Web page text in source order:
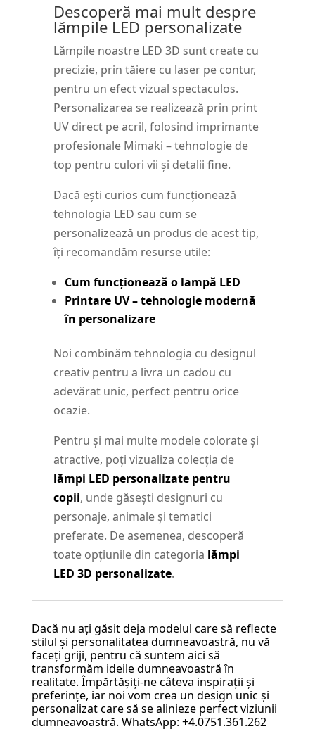
Descoperă mai mult despre
lămpile LED personalizate
Lămpile noastre LED 3D sunt create cu
precizie, prin tăiere cu laser pe contur,
pentru un efect vizual spectaculos.
Personalizarea se realizează prin print
UV direct pe acril, folosind imprimante
profesionale Mimaki – tehnologie de
top pentru culori vii și detalii fine.
Dacă ești curios cum funcționează
tehnologia LED sau cum se
personalizează un produs de acest tip,
îți recomandăm resurse utile:
Cum funcționează o lampă LED
Printare UV – tehnologie modernă
în personalizare
Noi combinăm tehnologia cu designul
creativ pentru a livra un cadou cu
adevărat unic, perfect pentru orice
ocazie.
Pentru și mai multe modele colorate și
atractive, poți vizualiza colecția de
lămpi LED personalizate pentru
copii, unde găsești designuri cu
personaje, animale și tematici
preferate. De asemenea, descoperă
toate opțiunile din categoria lămpi
LED 3D personalizate.
Dacă nu ați găsit deja modelul care să reflecte
stilul și personalitatea dumneavoastră, nu vă
faceți griji, pentru că suntem aici să
transformăm ideile dumneavoastră în
realitate. Împărtășiți-ne câteva inspirații și
preferințe, iar noi vom crea un design unic și
personalizat care să se alinieze perfect viziunii
dumneavoastră. WhatsApp: +4.0751.361.262